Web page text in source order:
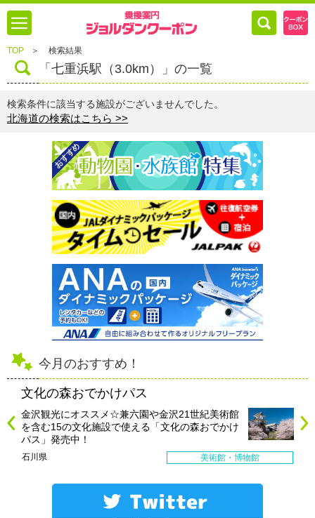
TOP ＞ 検索結果
「七重浜駅（3.0km）」の一覧
検索条件に該当する施設がございませんでした。
北海道の検索はこちら >>
今月のおすすめ！
文化の森おでかけパス
金沢観光にオススメ☆兼六園や金沢21世紀美術館
を含む15の文化施設で使える「文化の森おでかけ
パス」発売中！
石川県 美術館・博物館